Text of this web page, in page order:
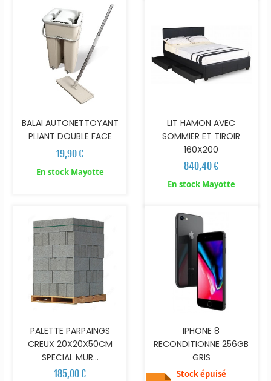
BALAI AUTONETTOYANT
PLIANT DOUBLE FACE
19,90 €
En stock Mayotte
LIT HAMON AVEC
SOMMIER ET TIROIR
160X200
840,40 €
En stock Mayotte
PALETTE PARPAINGS
CREUX 20X20X50CM
SPECIAL MUR...
185,00 €
IPHONE 8
RECONDITIONNE 256GB
GRIS
Stock épuisé